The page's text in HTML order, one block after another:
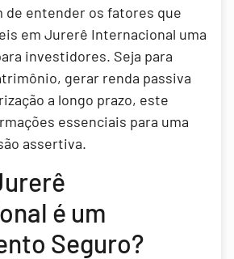
de entender os fatores que
em Jurerê Internacional uma
investidores. Seja para
gerar renda passiva
a longo prazo, este
essenciais para uma
assertiva.
é um
Seguro?